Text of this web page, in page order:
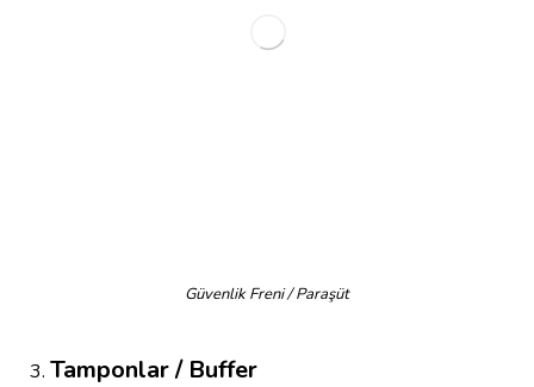
Güvenlik Freni / Paraşüt
Tamponlar / Buffer